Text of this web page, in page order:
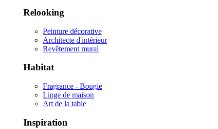
Relooking
Peinture décorative
Architecte d'intérieur
Revêtement mural
Habitat
Fragrance - Bougie
Linge de maison
Art de la table
Inspiration